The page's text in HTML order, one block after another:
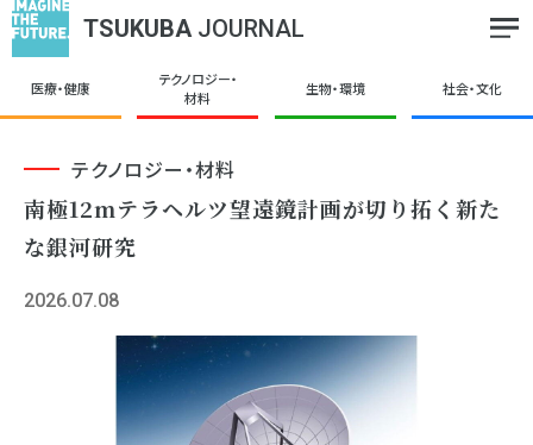
TSUKUBA JOURNAL
医療・健康
テクノロジー・
材料
生物・環境 社会・文化
テクノロジー・材料
南極12mテラヘルツ望遠鏡計画が切り拓く新た
な銀河研究
2026.07.08